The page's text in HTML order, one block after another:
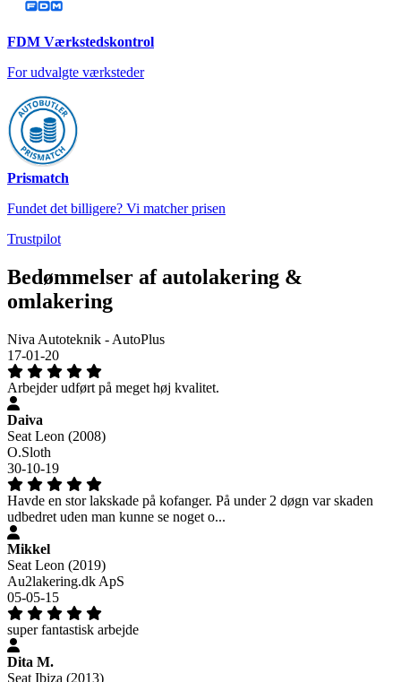
FDM Værkstedskontrol
For udvalgte værksteder
Prismatch
Fundet det billigere? Vi matcher prisen
Trustpilot
Bedømmelser af autolakering &
omlakering
Niva Autoteknik - AutoPlus
17-01-20
Arbejder udført på meget høj kvalitet.
Daiva
Seat Leon (2008)
O.Sloth
30-10-19
Havde en stor lakskade på kofanger. På under 2 døgn var skaden
udbedret uden man kunne se noget o...
Mikkel
Seat Leon (2019)
Au2lakering.dk ApS
05-05-15
super fantastisk arbejde
Dita M.
Seat Ibiza (2013)